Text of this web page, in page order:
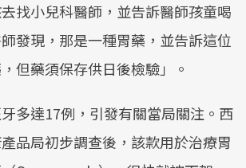
找小兒科醫師，並告訴醫師孩童喝
發現，那是一種胃藥，並告訴這位
但藥須保存供日後檢驗」。
多達17例，引發有關當局關注。西
品局初步調查後，該款用於治療胃